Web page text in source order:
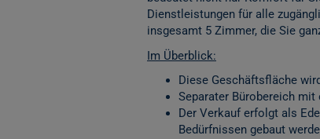
Dienstleistungen für alle
insgesamt 5 Zimmer, die Sie
Im Überblick:
Diese Geschäftsfläche
Separater Bürobereich mit
Der Verkauf erfolgt als
Bedürfnissen gebaut